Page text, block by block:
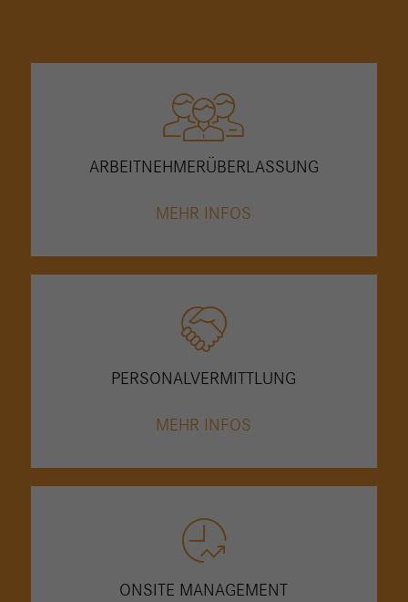
ARBEITNEHMER­ÜBERLASSUNG
MEHR INFOS
PERSONAL­VERMITTLUNG
MEHR INFOS
ONSITE MANAGEMENT